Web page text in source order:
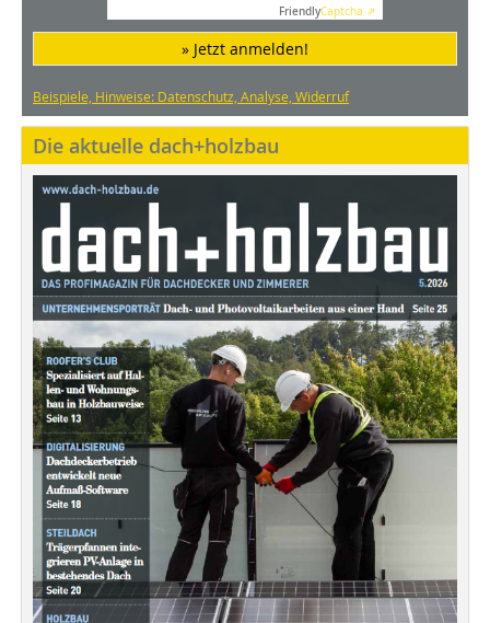
FriendlyCaptcha ⇗
» Jetzt anmelden!
Beispiele, Hinweise: Datenschutz, Analyse, Widerruf
Die aktuelle dach+holzbau